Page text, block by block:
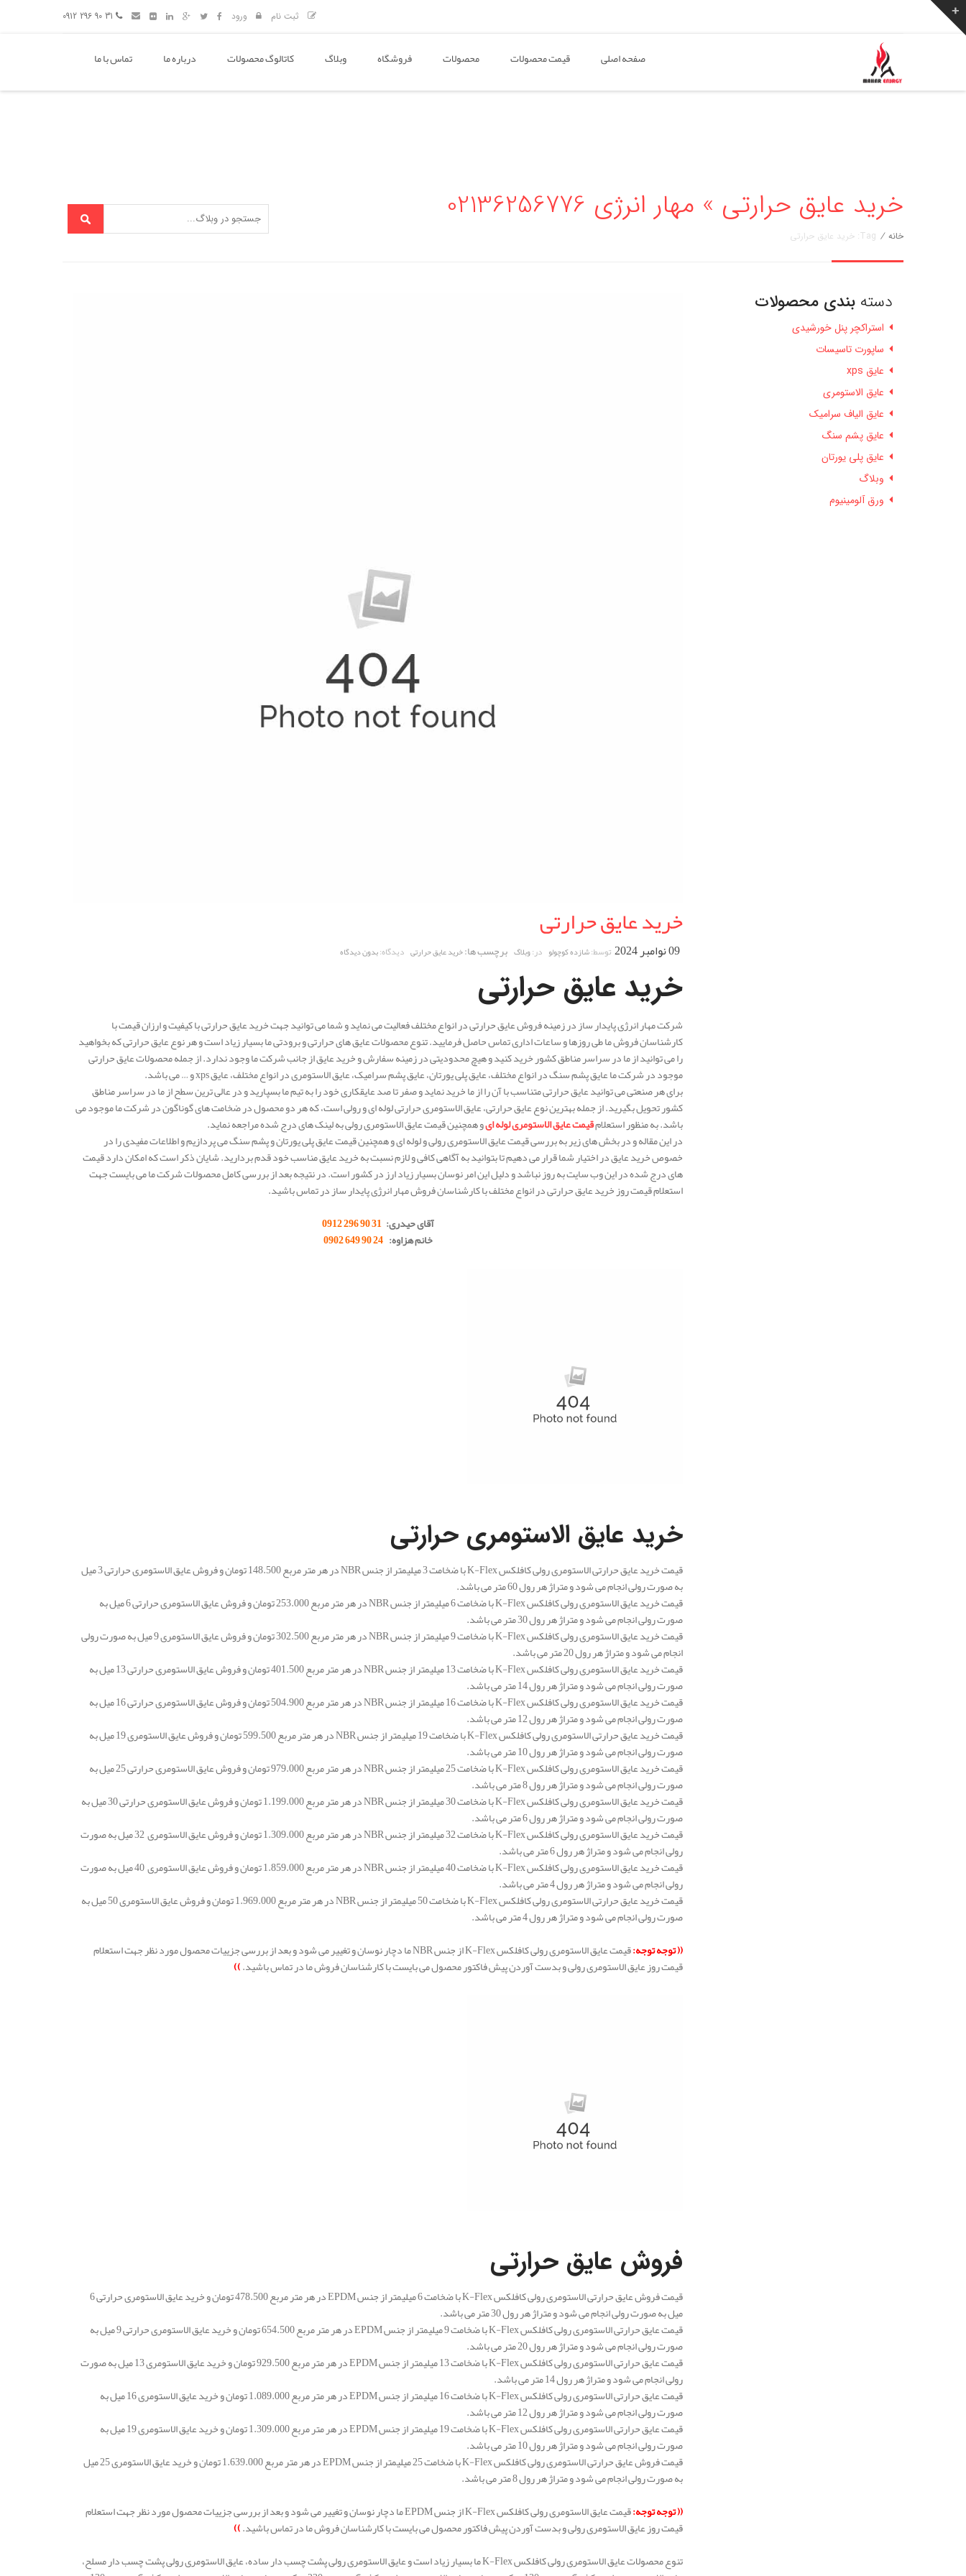
ثبت نام ورود
صفحه اصلی قیمت محصولات محصولات فروشگاه وبلاگ کاتالوگ محصولات درباره ما تماس با ما
خرید عایق حرارتی » مهار انرژی 02136256776
خانه / Tag: خرید عایق حرارتی
خرید عایق حرارتی
09 نوامبر 2024 توسط:شازده کوچولو در:وبلاگ برچسب ها:خرید عایق حرارتی دیدگاه:بدون دیدگاه
خرید عایق حرارتی
شرکت مهار انرژی پایدار ساز در زمینه فروش عایق حرارتی در انواع مختلف فعالیت می نماید و شما می توانید جهت خرید عایق حرارتی با کیفیت و ارزان قیمت با
کارشناسان فروش ما طی روزها و ساعات اداری تماس حاصل فرمایید. تنوع محصولات عایق های حرارتی و برودتی ما بسیار زیاد است و هر نوع عایق حرارتی که بخواهید
را می توانید از ما در سراسر مناطق کشور خرید کنید و هیچ محدودیتی در زمینه سفارش و خرید عایق از جانب شرکت ما وجود ندارد. از جمله محصولات عایق حرارتی
موجود در شرکت ما عایق پشم سنگ در انواع مختلف، عایق پلی یورتان، عایق پشم سرامیک، عایق الاستومری در انواع مختلف، عایق xps و … می باشد.
برای هر صنعتی می توانید عایق حرارتی متناسب با آن را از ما خرید نماید و صفر تا صد عایقکاری خود را به تیم ما بسپارید و در عالی ترین سطح از ما در سراسر مناطق
کشور تحویل بگیرید. از جمله بهترین نوع عایق حرارتی، عایق الاستومری حرارتی لوله ای و رولی است، که هر دو محصول در ضخامت های گوناگون در شرکت ما موجود می
باشد. به منظور استعلامقیمت عایق الاستومری لوله ایو همچنین قیمت عایق الاستومری رولی به لینک های درج شده مراجعه نماید.
در این مقاله و در بخش های زیر به بررسی قیمت عایق الاستومری رولی و لوله ای و همچنین قیمت عایق پلی یورتان و پشم سنگ می پردازیم و اطلاعات مفیدی را در
خصوص خرید عایق در اختیار شما قرار می دهیم تا بتوانید به آگاهی کافی و لازم نسبت به خرید عایق مناسب خود قدم بردارید. شایان ذکر است که امکان دارد قیمت
های درج شده در این وب سایت به روز نباشد و دلیل این امر نوسان بسیار زیاد ارز در کشور است. در نتیجه بعد از بررسی کامل محصولات شرکت ما می بایست جهت
استعلام قیمت روز خرید عایق حرارتی در انواع مختلف با کارشناسان فروش مهار انرژی پایدار ساز در تماس باشید.
آقای حیدری: 31 90 296 0912
خانم هزاوه:24 90 649 0902
خرید عایق الاستومری حرارتی
قیمت خرید عایق حرارتی الاستومری رولی کافلکس K-Flex با ضخامت 3 میلیمتر از جنس NBR در هر متر مربع 148.500 تومان و فروش عایق الاستومری حرارتی 3 میل
به صورت رولی انجام می شود و متراژ هر رول 60 متر می باشد.
قیمت خرید عایق الاستومری رولی کافلکس K-Flex با ضخامت 6 میلیمتر از جنس NBR در هر متر مربع 253.000 تومان و فروش عایق الاستومری حرارتی 6 میل به
صورت رولی انجام می شود و متراژ هر رول 30 متر می باشد.
قیمت خرید عایق الاستومری رولی کافلکس K-Flex با ضخامت 9 میلیمتر از جنس NBR در هر متر مربع 302.500 تومان و فروش عایق الاستومری 9 میل به صورت رولی
انجام می شود و متراژ هر رول 20 متر می باشد.
قیمت خرید عایق الاستومری رولی کافلکس K-Flex با ضخامت 13 میلیمتر از جنس NBR در هر متر مربع 401.500 تومان و فروش عایق الاستومری حرارتی 13 میل به
صورت رولی انجام می شود و متراژ هر رول 14 متر می باشد.
قیمت خرید عایق الاستومری رولی کافلکس K-Flex با ضخامت 16 میلیمتر از جنس NBR در هر متر مربع 504.900 تومان و فروش عایق الاستومری حرارتی 16 میل به
صورت رولی انجام می شود و متراژ هر رول 12 متر می باشد.
قیمت خرید عایق حرارتی الاستومری رولی کافلکس K-Flex با ضخامت 19 میلیمتر از جنس NBR در هر متر مربع 599.500 تومان و فروش عایق الاستومری 19 میل به
صورت رولی انجام می شود و متراژ هر رول 10 متر می باشد.
قیمت خرید عایق الاستومری رولی کافلکس K-Flex با ضخامت 25 میلیمتر از جنس NBR در هر متر مربع 979.000 تومان و فروش عایق الاستومری حرارتی 25 میل به
صورت رولی انجام می شود و متراژ هر رول 8 متر می باشد.
قیمت خرید عایق الاستومری رولی کافلکس K-Flex با ضخامت 30 میلیمتر از جنس NBR در هر متر مربع 1.199.000 تومان و فروش عایق الاستومری حرارتی 30 میل به
صورت رولی انجام می شود و متراژ هر رول 6 متر می باشد.
قیمت خرید عایق الاستومری رولی کافلکس K-Flex با ضخامت 32 میلیمتر از جنس NBR در هر متر مربع 1.309.000 تومان و فروش عایق الاستومری 32 میل به صورت
رولی انجام می شود و متراژ هر رول 6 متر می باشد.
قیمت خرید عایق الاستومری رولی کافلکس K-Flex با ضخامت 40 میلیمتر از جنس NBR در هر متر مربع 1.859.000 تومان و فروش عایق الاستومری 40 میل به صورت
رولی انجام می شود و متراژ هر رول 4 متر می باشد.
قیمت خرید عایق حرارتی الاستومری رولی کافلکس K-Flex با ضخامت 50 میلیمتر از جنس NBR در هر متر مربع 1.969.000 تومان و فروش عایق الاستومری 50 میل به
صورت رولی انجام می شود و متراژ هر رول 4 متر می باشد.
(( توجه توجه:
قیمت عایق الاستومری رولی کافلکس K-Flex از جنس NBR ما دچار نوسان و تغییر می شود و بعد از بررسی جزییات محصول مورد نظر جهت استعلام
قیمت روز عایق الاستومری رولی و بدست آوردن پیش فاکتور محصول می بایست با کارشناسان فروش ما در تماس باشید.))
فروش عایق حرارتی
قیمت فروش عایق حرارتی الاستومری رولی کافلکس K-Flex با ضخامت 6 میلیمتر از جنس EPDM در هر متر مربع 478.500 تومان و خرید عایق الاستومری حرارتی 6
میل به صورت رولی انجام می شود و متراژ هر رول 30 متر می باشد.
قیمت عایق حرارتی الاستومری رولی کافلکس K-Flex با ضخامت 9 میلیمتر از جنس EPDM در هر متر مربع 654.500 تومان و خرید عایق الاستومری حرارتی 9 میل به
صورت رولی انجام می شود و متراژ هر رول 20 متر می باشد.
قیمت عایق حرارتی الاستومری رولی کافلکس K-Flex با ضخامت 13 میلیمتر از جنس EPDM در هر متر مربع 929.500 تومان و خرید عایق الاستومری 13 میل به صورت
رولی انجام می شود و متراژ هر رول 14 متر می باشد.
قیمت عایق حرارتی الاستومری رولی کافلکس K-Flex با ضخامت 16 میلیمتر از جنس EPDM در هر متر مربع 1.089.000 تومان و خرید عایق الاستومری 16 میل به
صورت رولی انجام می شود و متراژ هر رول 12 متر می باشد.
قیمت عایق حرارتی الاستومری رولی کافلکس K-Flex با ضخامت 19 میلیمتر از جنس EPDM در هر متر مربع 1.309.000 تومان و خرید عایق الاستومری 19 میل به
صورت رولی انجام می شود و متراژ هر رول 10 متر می باشد.
قیمت فروش عایق حرارتی الاستومری رولی کافلکس K-Flex با ضخامت 25 میلیمتر از جنس EPDM در هر متر مربع 1.639.000 تومان و خرید عایق الاستومری 25 میل
به صورت رولی انجام می شود و متراژ هر رول 8 متر می باشد.
(( توجه توجه:
قیمت عایق الاستومری رولی کافلکس K-Flex از جنس EPDM ما دچار نوسان و تغییر می شود و بعد از بررسی جزییات محصول مورد نظر جهت استعلام
قیمت روز عایق الاستومری رولی و بدست آوردن پیش فاکتور محصول می بایست با کارشناسان فروش ما در تماس باشید.))
تنوع محصولات عایق الاستومری رولی کافلکس K-Flex ما بسیار زیاد است و عایق الاستومری رولی پشت چسب دار ساده، عایق الاستومری رولی پشت چسب دار مسلح،
دسته بندی محصولات
استراکچر پنل خورشیدی
ساپورت تاسیسات
عایق xps
عایق الاستومری
عایق الیاف سرامیک
عایق پشم سنگ
عایق پلی یورتان
وبلاگ
ورق آلومینیوم